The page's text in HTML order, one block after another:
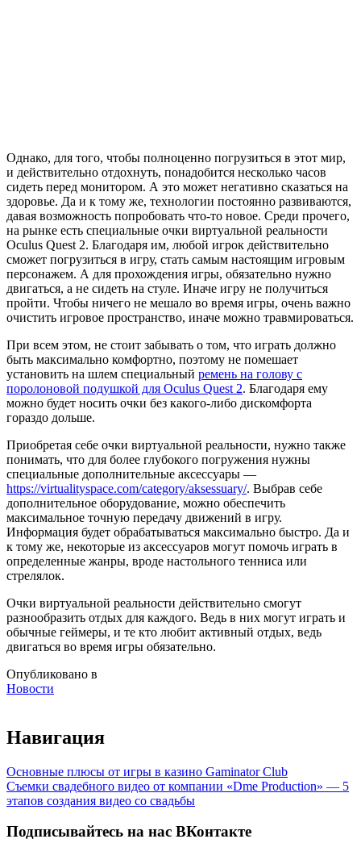
Однако, для того, чтобы полноценно погрузиться в этот мир,
и действительно отдохнуть, понадобится несколько часов
сидеть перед монитором. А это может негативно сказаться на
здоровье. Да и к тому же, технологии постоянно развиваются,
давая возможность попробовать что-то новое. Среди прочего,
на рынке есть специальные очки виртуальной реальности
Oculus Quest 2. Благодаря им, любой игрок действительно
сможет погрузиться в игру, стать самым настоящим игровым
персонажем. А для прохождения игры, обязательно нужно
двигаться, а не сидеть на стуле. Иначе игру не получиться
пройти. Чтобы ничего не мешало во время игры, очень важно
очистить игровое пространство, иначе можно травмироваться.
При всем этом, не стоит забывать о том, что играть должно
быть максимально комфортно, поэтому не помешает
установить на шлем специальный ремень на голову с
поролоновой подушкой для Oculus Quest 2. Благодаря ему
можно будет носить очки без какого-либо дискомфорта
гораздо дольше.
Приобретая себе очки виртуальной реальности, нужно также
понимать, что для более глубокого погружения нужны
специальные дополнительные аксессуары —
https://virtualityspace.com/category/aksessuary/. Выбрав себе
дополнительное оборудование, можно обеспечить
максимальное точную передачу движений в игру.
Информация будет обрабатываться максимально быстро. Да и
к тому же, некоторые из аксессуаров могут помочь играть в
определенные жанры, вроде настольного тенниса или
стрелялок.
Очки виртуальной реальности действительно смогут
разнообразить отдых для каждого. Ведь в них могут играть и
обычные геймеры, и те кто любит активный отдых, ведь
двигаться во время игры обязательно.
Опубликовано в
Новости
Навигация
Основные плюсы от игры в казино Gaminator Club
Съемки свадебного видео от компании «Dme Production» — 5
этапов создания видео со свадьбы
Подписывайтесь на нас ВКонтакте